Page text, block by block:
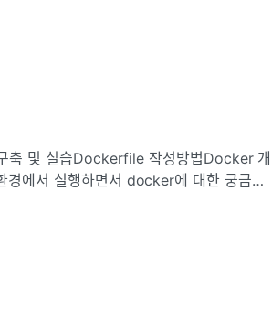
및 실습Dockerfile 작성방법Docker 개
에서 실행하면서 docker에 대한 궁금증